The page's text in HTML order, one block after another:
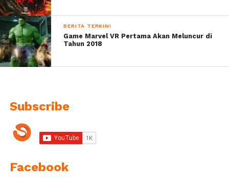
BERITA TERKINI
Game Marvel VR Pertama Akan Meluncur di
Tahun 2018
Subscribe
Facebook